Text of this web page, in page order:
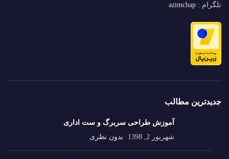
تلگرام : azimchap
جدیدترین مطالب
آموزش طراحی سربرگ و ست اداری
شهریور 2, 1398
بدون نظری